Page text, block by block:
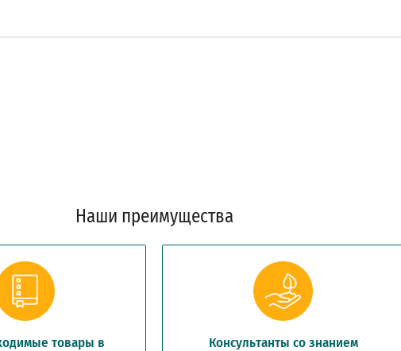
Наши преимущества
товары в
Консультанты со знанием